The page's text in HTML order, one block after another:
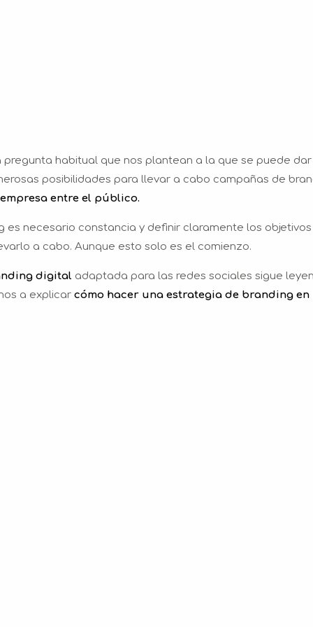
pregunta habitual que nos plantean a la que se puede
posibilidades para llevar a cabo campañas de
entre el público.
es necesario constancia y definir claramente los
a cabo. Aunque esto solo es el comienzo.
digital adaptada para las redes sociales sigue
a explicar cómo hacer una estrategia de branding en